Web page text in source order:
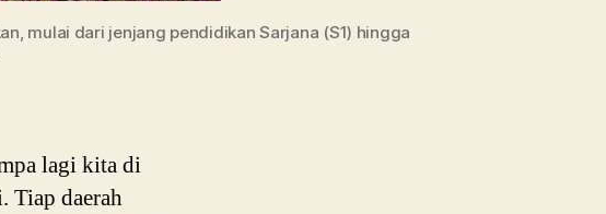
mulai dari jenjang pendidikan Sarjana (S1) hingga
lagi kita di
Tiap daerah